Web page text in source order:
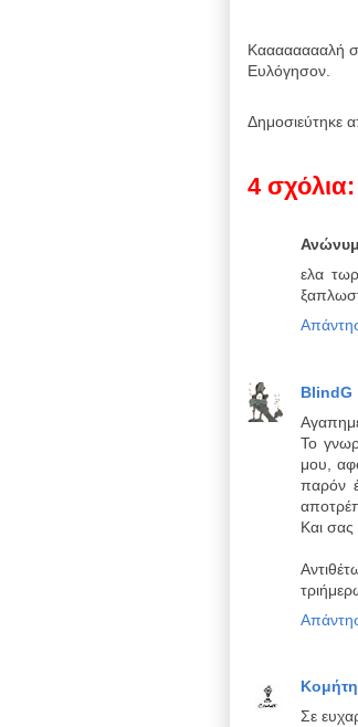
Κααααααααλή
Ευλόγησον.
Δημοσιεύτηκε
4 σχόλια:
ελα
BlindG
Το
μου,
παρόν
Και
Σε